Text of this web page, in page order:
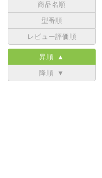
商品名順
型番順
レビュー評価順
昇順 ▲
降順 ▼